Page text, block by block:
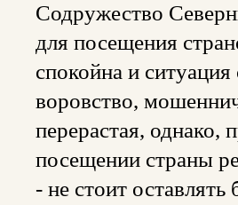
Содружество
для посещения
спокойна и
воровство,
перерастая,
посещении страны
- не стоит